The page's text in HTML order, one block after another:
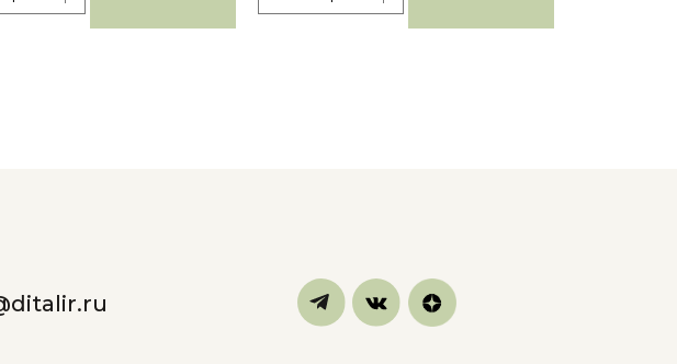
на обработку персональных
данных в порядке и на условиях, указанных
Политике кофиденциальности
на получение рассылок